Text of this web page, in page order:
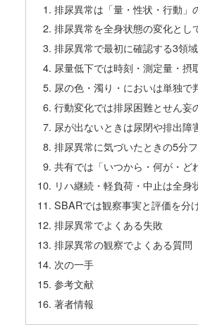
排尿異常は「量・性状・行動」
排尿異常を全身状態の変化とし
排尿異常で最初に確認する3領域
尿量低下では時刻・測定量・摂
尿の色・濁り・においは単独で
行動変化では排尿困難とせん妄
尿が出ないときは尿閉や排出障
排尿異常に気づいたときの5分
共有では「いつから・何が・ど
リハ継続・軽負荷・中止は全身
SBARでは観察事実と評価を分
排尿異常でよくある失敗
排尿異常の観察でよくある質問
次の一手
参考文献
著者情報